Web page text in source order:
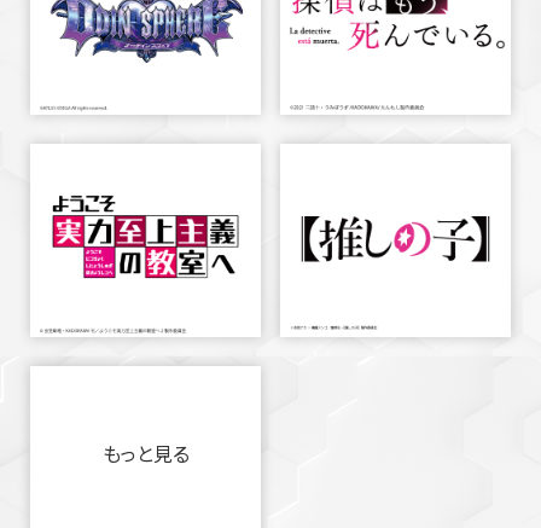
もっと見る